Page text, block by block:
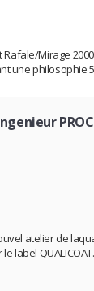
Rafale/Mirage
une philosophie
atelier de
label QUALICOAT.